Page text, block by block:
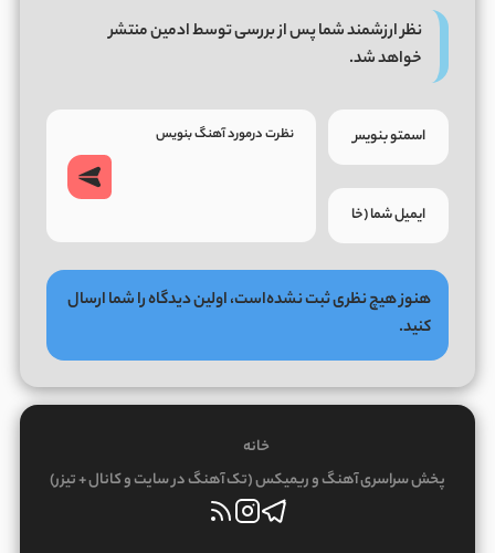
نظر ارزشمند شما پس از بررسی توسط ادمین منتشر
خواهد شد.
هنوز هیچ نظری ثبت نشده‌است، اولین دیدگاه را شما ارسال
کنید.
خانه
پخش سراسری آهنگ و ریمیکس (تک آهنگ در سایت و کانال + تیزر)